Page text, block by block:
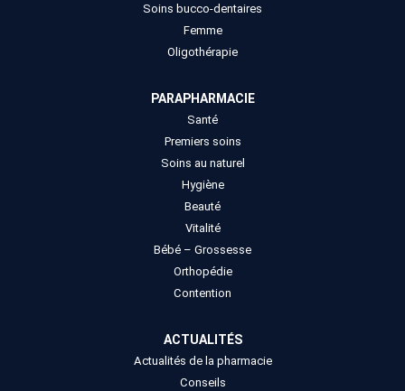
Soins bucco-dentaires
Femme
Oligothérapie
PARAPHARMACIE
Santé
Premiers soins
Soins au naturel
Hygiène
Beauté
Vitalité
Bébé – Grossesse
Orthopédie
Contention
ACTUALITÉS
Actualités de la pharmacie
Conseils